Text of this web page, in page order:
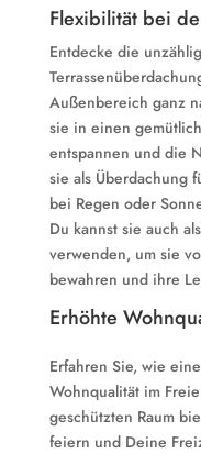
Flexibilität bei
Entdecke die
Außenbereich ganz
sie in einen
entspannen und die
sie als Überdachung
bei Regen oder
Du kannst sie auch
verwenden, um sie
bewahren und ihre
Erhöhte
Erfahren Sie, wie
Wohnqualität im
geschützten Raum
feiern und Deine